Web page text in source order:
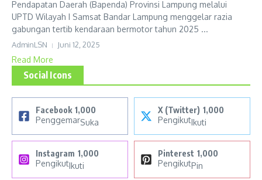
Pendapatan Daerah (Bapenda) Provinsi Lampung melalui
UPTD Wilayah I Samsat Bandar Lampung menggelar razia
gabungan tertib kendaraan bermotor tahun 2025 ...
AdminLSN Juni 12, 2025
Read More
Social Icons
Facebook 1,000
PenggemarSuka
X (Twitter) 1,000
PengikutIkuti
Instagram 1,000
PengikutIkuti
Pinterest 1,000
PengikutPin